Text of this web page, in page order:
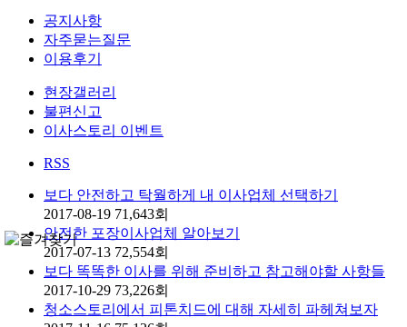
공지사항
자주묻는질문
이용후기
현장갤러리
불편신고
이사스토리 이벤트
RSS
보다 안전하고 탁월하게 내 이사업체 선택하기
2017-08-19 71,643회
안전한 포장이사업체 알아보기
2017-07-13 72,554회
보다 똑똑한 이사를 위해 준비하고 참고해야할 사항들
2017-10-29 73,226회
청소스토리에서 피톤치드에 대해 자세히 파헤쳐보자